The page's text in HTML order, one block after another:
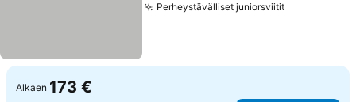
Perheystävälliset juniorsviitit
Alkaen 173 €